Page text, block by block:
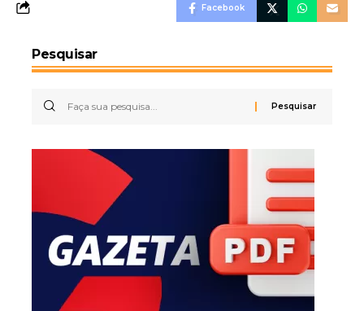
Facebook
Pesquisar